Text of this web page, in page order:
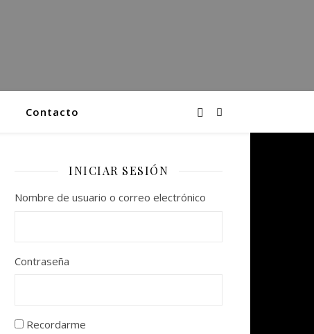
Contacto
INICIAR SESIÓN
Nombre de usuario o correo electrónico
Contraseña
Recordarme